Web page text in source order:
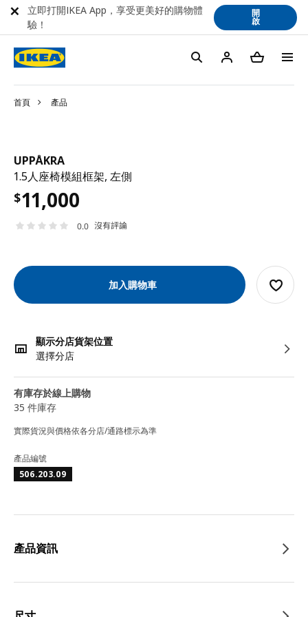
首頁 產品
UPPÅKRA
1.5人座椅模組框架, 左側
$11,000
0.0 沒有評論
加入購物車
顯示分店貨架位置
選擇分店
有庫存於線上購物
35 件庫存
實際貨況與價格依各分店/通路標示為準
產品編號
506.203.09
產品資訊
立即打開IKEA App，享受更美好的購物體
驗！
開
啟